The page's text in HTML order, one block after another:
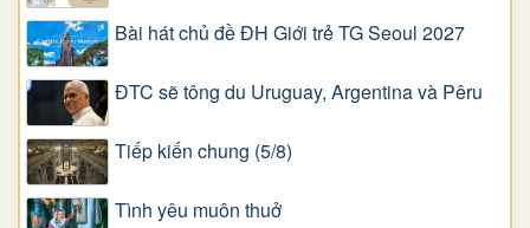
Bài hát chủ đề ĐH Giới trẻ TG Seoul 2027
ĐTC sẽ tông du Uruguay, Argentina và Pêru
Tiếp kiến chung (5/8)
Tình yêu muôn thuở